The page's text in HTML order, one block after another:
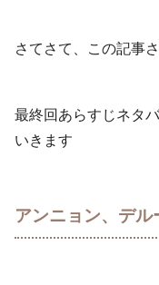
さてさて、この記事
最終回あらすじネタ
いきます
アンニョン、デル